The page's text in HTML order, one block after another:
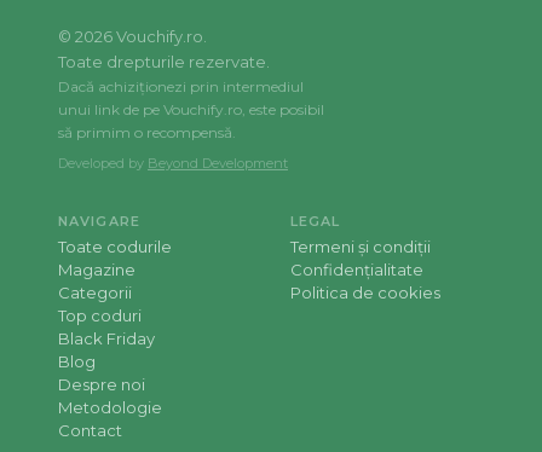
© 2026Vouchify.ro.
Toate drepturile rezervate.
Dacă achiziționezi prin intermediul
unui link de pe Vouchify.ro, este posibil
să primim o recompensă.
Developed by Beyond Development
NAVIGARE
Toate codurile
Magazine
Categorii
Top coduri
Black Friday
Blog
Despre noi
Metodologie
Contact
LEGAL
Termeni și condiții
Confidențialitate
Politica de cookies